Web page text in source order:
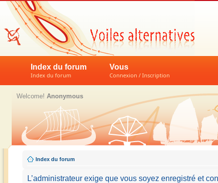
Index du forum
Index du forum
Vous
Connexion / Inscription
Welcome! Anonymous
Index du forum
L’administrateur exige que vous soyez enregistré et